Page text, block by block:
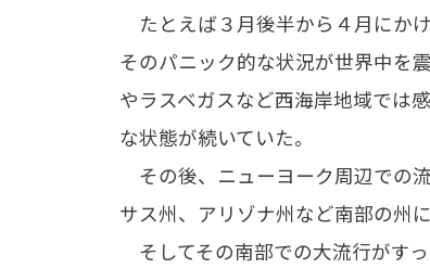
たとえば３月後半から４月にか
そのパニック的な状況が世界中を
やラスベガスなど西海岸地域では
な状態が続いていた。
その後、ニューヨーク周辺での
サス州、アリゾナ州など南部の州
そしてその南部での大流行がす